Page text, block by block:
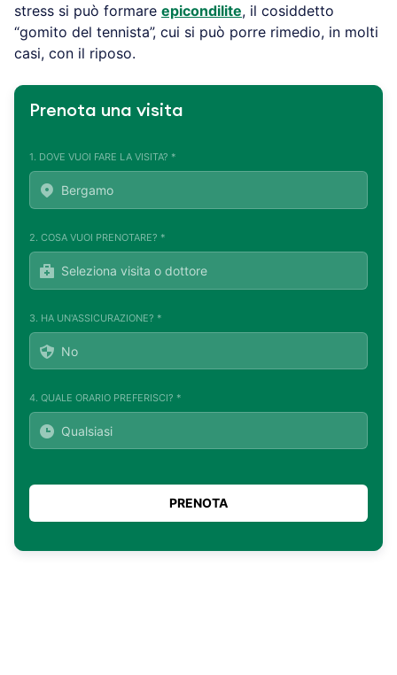
stress si può formare epicondilite, il cosiddetto
“gomito del tennista”, cui si può porre rimedio, in molti
casi, con il riposo.
Prenota una visita
1. DOVE VUOI FARE LA VISITA? *
2. COSA VUOI PRENOTARE? *
3. HA UN'ASSICURAZIONE? *
4. QUALE ORARIO PREFERISCI? *